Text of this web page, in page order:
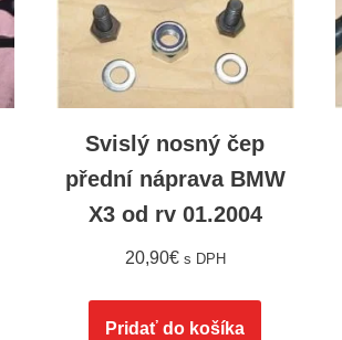
Svislý nosný čep
přední náprava BMW
X3 od rv 01.2004
20,90€ s DPH
Pridať do košíka